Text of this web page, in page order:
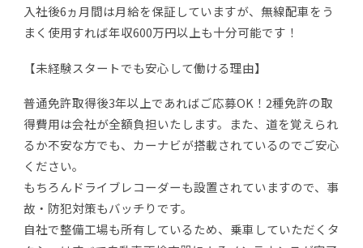
入社後6ヵ月間は月給を保証していますが、無線配車をう
まく使用すれば年収600万円以上も十分可能です！
【未経験スタートでも安心して働ける理由】
普通免許取得後3年以上であればご応募OK！2種免許の取
得費用は会社が全額負担いたします。また、道を覚えられ
るか不安な方でも、カーナビが搭載されているのでご安心
ください。
もちろんドライブレコーダーも設置されていますので、事
故・防犯対策もバッチりです。
自社で整備工場も所有しているため、乗車していただくタ